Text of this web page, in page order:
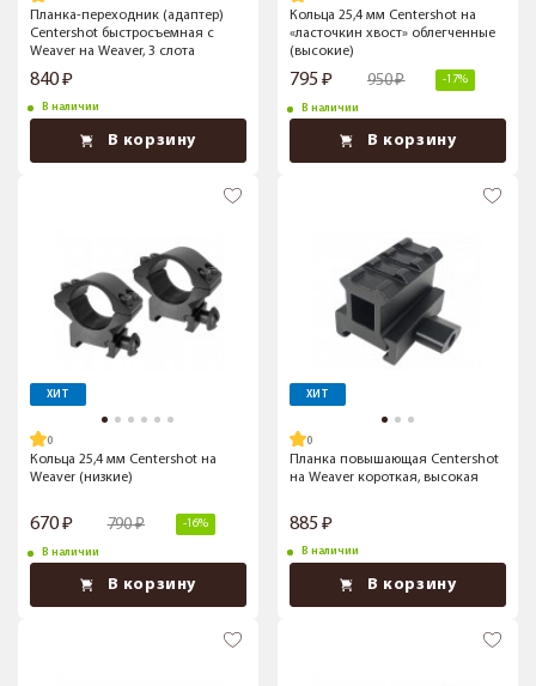
Планка-переходник (адаптер)
Centershot быстросъемная с
Weaver на Weaver, 3 слота
840
В наличии
В корзину
Кольца 25,4 мм Centershot на
«ласточкин хвост» облегченные
(высокие)
795 950 -17%
В наличии
В корзину
ХИТ
Кольца 25,4 мм Centershot на
Weaver (низкие)
670 790 -16%
В наличии
В корзину
ХИТ
Планка повышающая Centershot
на Weaver короткая, высокая
885
В наличии
В корзину